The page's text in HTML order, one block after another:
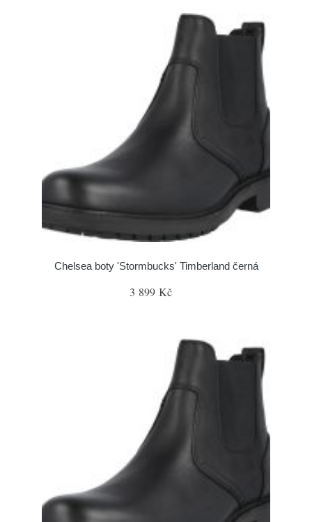
Chelsea boty 'Stormbucks' Timberland černá
3 899 Kč